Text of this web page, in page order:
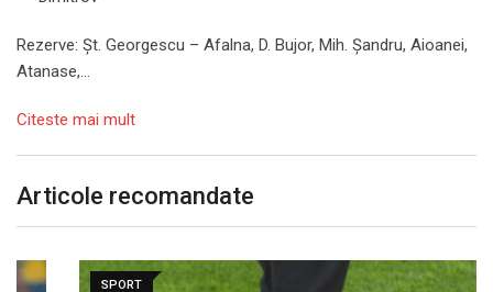
Rezerve: Șt. Georgescu – Afalna, D. Bujor, Mih. Șandru, Aioanei,
Atanase,…
Citeste mai mult
Articole recomandate
SPORT